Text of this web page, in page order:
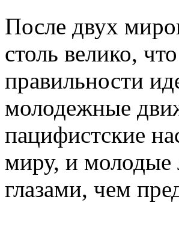
После двух
столь велико,
правильности
молодежные
пацифистские
миру, и молодые
глазами, чем